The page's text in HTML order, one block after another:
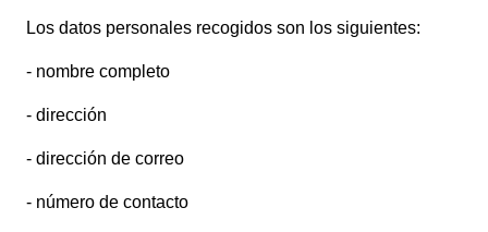
Los datos personales recogidos son los siguientes:
- nombre completo
- dirección
- dirección de correo
- número de contacto